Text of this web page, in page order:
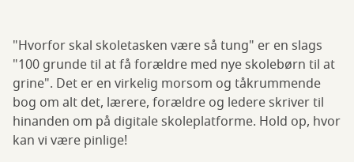
"Hvorfor skal skoletasken være så tung" er en slags
"100 grunde til at få forældre med nye skolebørn til at
grine". Det er en virkelig morsom og tåkrummende
bog om alt det, lærere, forældre og ledere skriver til
hinanden om på digitale skoleplatforme. Hold op, hvor
kan vi være pinlige!